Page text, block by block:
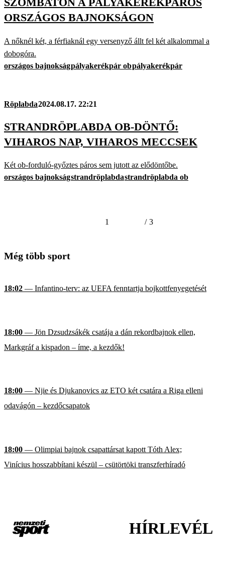
ORSZÁGOS BAJNOKSÁGON
A nőknél két, a férfiaknál egy versenyző állt fel két alkalommal a
dobogóra.
országos bajnokságpályakerékpár obpályakerékpár
Röplabda2024.08.17. 22:21
STRANDRÖPLABDA OB-DÖNTŐ:
VIHAROS NAP, VIHAROS MECCSEK
Két ob-forduló-győztes páros sem jutott az elődöntőbe.
országos bajnokságstrandröplabdastrandröplabda ob
1 / 3
Még több sport
18:02 — Infantino-terv: az UEFA fenntartja bojkottfenyegetését
18:00 — Jön Dzsudzsákék csatája a dán rekordbajnok ellen,
Markgráf a kispadon – íme, a kezdők!
18:00 — Njie és Djukanovics az ETO két csatára a Riga elleni
odavágón – kezdőcsapatok
18:00 — Olimpiai bajnok csapattársat kapott Tóth Alex;
Vinícius hosszabbítani készül – csütörtöki transzferhíradó
HÍRLEVÉL